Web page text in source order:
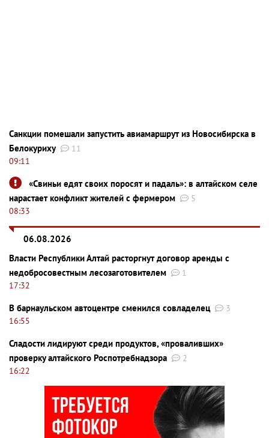
Санкции помешали запустить авиамаршрут из Новосибирска в
Белокуриху
11
09:11
«Свиньи едят своих поросят и падаль»: в алтайском селе
нарастает конфликт жителей с фермером
5
08:33
06.08.2026
Власти Республики Алтай расторгнут договор аренды с
недобросовестным лесозаготовителем
1
17:32
В барнаульском автоцентре сменился совладелец
3
16:55
Сладости лидируют среди продуктов, «проваливших»
проверку алтайского Роспотребнадзора
2
16:22